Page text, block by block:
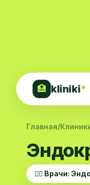
🏥 kliniki*
Главная/
👨‍⚕️ Врачи: